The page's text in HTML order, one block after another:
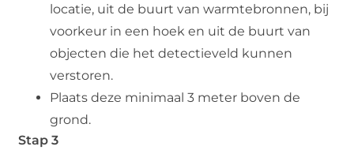
locatie, uit de buurt van warmtebronnen, bij
voorkeur in een hoek en uit de buurt van
objecten die het detectieveld kunnen
verstoren.
Plaats deze minimaal 3 meter boven de
grond.
Stap 3